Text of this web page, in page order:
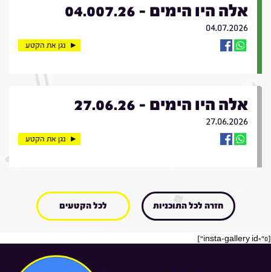
אלה היו הימים - 04.007.26
04.07.2026
נגן את הקטע
אלה היו הימים - 27.06.26
27.06.2026
נגן את הקטע
חזרה לכל התוכניות לכל הקטעים
[insta-gallery id="0"]